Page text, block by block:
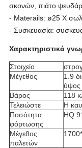
σκονών, πιάτο
- Materails: ø25 Χ
- Συσκευασία:
Χαρακτηριστικά
Στοιχείο
Μέγεθος
1.9
ύψος
Βάρος
118
Τελειώστε
Η
Ποσότητα
φόρτωσης
HQ
Μέγεθος
παλετών